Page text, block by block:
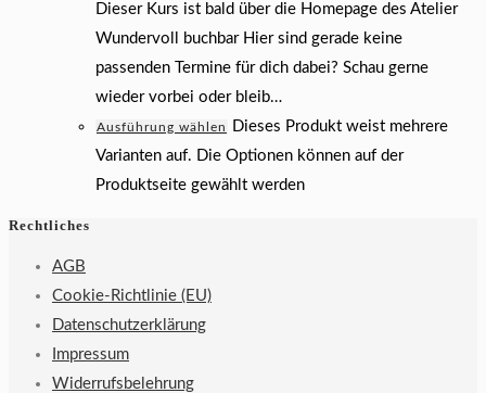
Dieser Kurs ist bald über die Homepage des Atelier
Wundervoll buchbar Hier sind gerade keine
passenden Termine für dich dabei? Schau gerne
wieder vorbei oder bleib…
Ausführung wählen
Dieses Produkt weist mehrere
Varianten auf. Die Optionen können auf der
Produktseite gewählt werden
Rechtliches
AGB
Cookie-Richtlinie (EU)
Datenschutzerklärung
Impressum
Widerrufsbelehrung